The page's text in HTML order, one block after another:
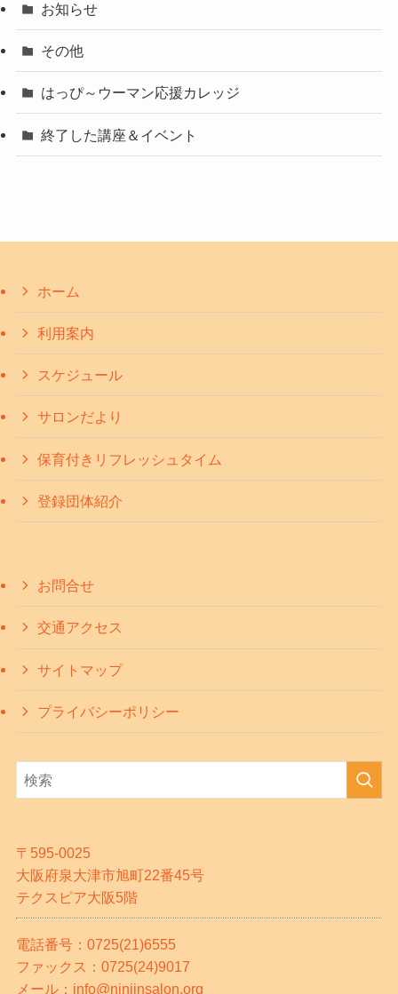
お知らせ
その他
はっぴ～ウーマン応援カレッジ
終了した講座＆イベント
ホーム
利用案内
スケジュール
サロンだより
保育付きリフレッシュタイム
登録団体紹介
お問合せ
交通アクセス
サイトマップ
プライバシーポリシー
〒595-0025
大阪府泉大津市旭町22番45号
テクスピア大阪5階
電話番号：0725(21)6555
ファックス：0725(24)9017
メール：info@ninjinsalon.org